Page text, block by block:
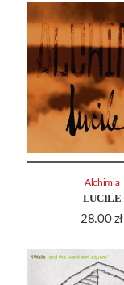
LUCILE
28.00 zł
Alchimia